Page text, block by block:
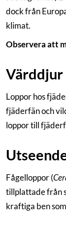
dock från
klimat.
Observera att
Värddjur
Loppor hos
fjäderfän och
loppor till
Fågelloppor (
tillplattade från
kraftiga ben